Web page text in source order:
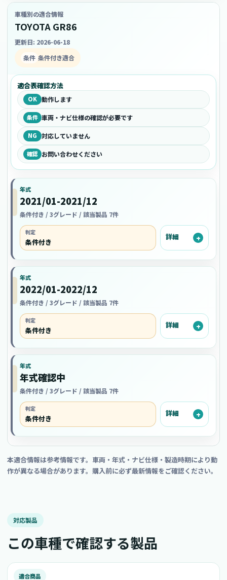
車種別の適合情報
TOYOTA GR86
更新日: 2026-06-18
条件 条件付き適合
適合表確認方法
OK 動作します
条件 車両・ナビ仕様の確認が必要です
NG 対応していません
確認 お問い合わせください
年式
2021/01-2021/12
条件付き / 3グレード / 該当製品 7件
判定
条件付き
詳細
年式
2022/01-2022/12
条件付き / 3グレード / 該当製品 7件
判定
条件付き
詳細
年式
年式確認中
条件付き / 3グレード / 該当製品 7件
判定
条件付き
詳細
本適合情報は参考情報です。車両・年式・ナビ仕様・製造時期により動
作が異なる場合があります。購入前に必ず最新情報をご確認ください。
対応製品
この車種で確認する製品
適合商品